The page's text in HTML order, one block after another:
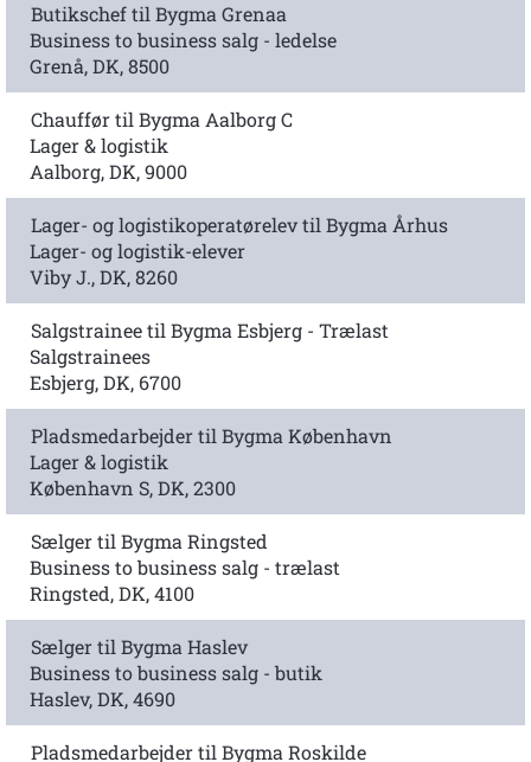
Butikschef til Bygma Grenaa
Business to business salg - ledelse
Grenå, DK, 8500
Chauffør til Bygma Aalborg C
Lager & logistik
Aalborg, DK, 9000
Lager- og logistikoperatørelev til Bygma Århus
Lager- og logistik-elever
Viby J., DK, 8260
Salgstrainee til Bygma Esbjerg - Trælast
Salgstrainees
Esbjerg, DK, 6700
Pladsmedarbejder til Bygma København
Lager & logistik
København S, DK, 2300
Sælger til Bygma Ringsted
Business to business salg - trælast
Ringsted, DK, 4100
Sælger til Bygma Haslev
Business to business salg - butik
Haslev, DK, 4690
Pladsmedarbejder til Bygma Roskilde